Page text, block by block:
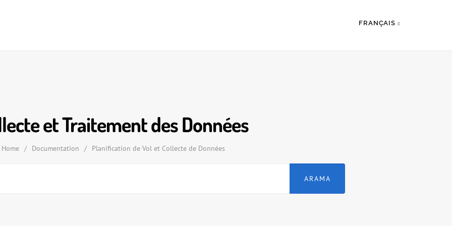
FRANÇAIS
et Traitement des Données
Home / Documentation / Planification de Vol et Collecte de Données